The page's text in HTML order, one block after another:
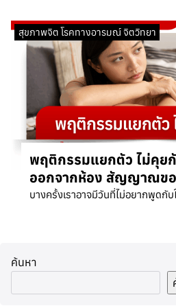
สุขภาพจิต โรคทางอารมณ์ จิตวิทยา
พฤติกรรมแยกตัว ไม่คุย
ออกจากห้อง สัญญาณขอ
ค้นหา